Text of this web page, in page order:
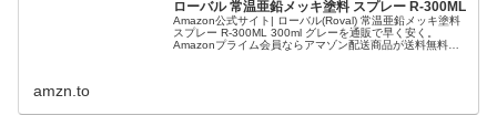
ローバル 常温亜鉛メッキ塗料 スプレー R-300ML
Amazon公式サイト| ローバル(Roval) 常温亜鉛メッキ塗料
スプレー R-300ML 300ml グレーを通販で早く安く。
Amazonプライム会員ならアマゾン配送商品が送料無料。
amzn.to